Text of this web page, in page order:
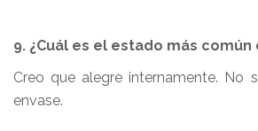
9. ¿Cuál es el estado más común
Creo que alegre internamente. No
envase.